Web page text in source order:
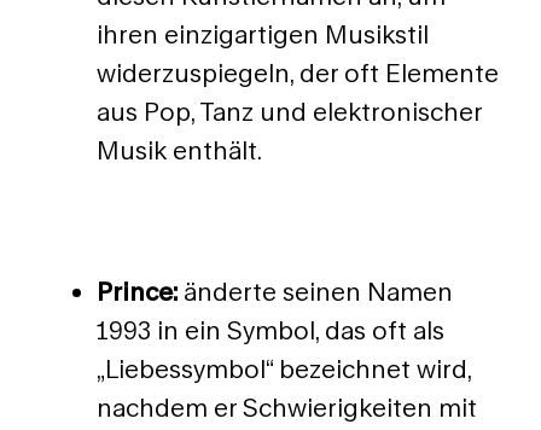
ihren einzigartigen Musikstil
widerzuspiegeln, der oft Elemente
aus Pop, Tanz und elektronischer
Musik enthält.
Prince: änderte seinen Namen
1993 in ein Symbol, das oft als
„Liebessymbol“ bezeichnet wird,
nachdem er Schwierigkeiten mit